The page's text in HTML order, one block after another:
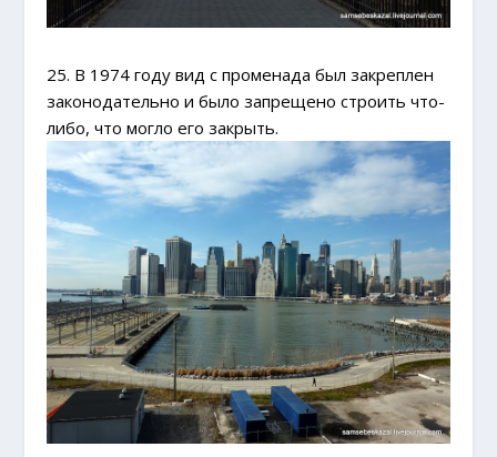
25. В 1974 году вид с променада был закреплен
законодательно и было запрещено строить что-
либо, что могло его закрыть.